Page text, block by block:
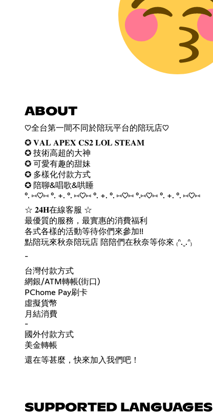
ABOUT
♡全台第一間不同於陪玩平台的陪玩店♡
✪ 𝐕𝐀𝐋 𝐀𝐏𝐄𝐗 𝐂𝐒𝟐 𝐋𝐎𝐋 𝐒𝐓𝐄𝐀𝐌
✪ 技術高超的大神
✪ 可愛有趣的甜妹
✪ 多樣化付款方式
✪ 陪聊&唱歌&哄睡
°. ⑅♡⑅ °. +. °. ⑅♡⑅ °. +. °. ⑅♡⑅ °.⑅♡⑅ °. +. °. ⑅♡⑅
☆ 𝟐𝟒𝐇在線客服 ☆
最優質的服務，最實惠的消費福利
各式各樣的活動等待你們來參加!!
點陪玩來秋奈陪玩店 陪陪們在秋奈等你來 ₍ᐢ.ˬ.ᐢ₎
-
台灣付款方式
網銀/ATM轉帳(街口)
PChome Pay刷卡
虛擬貨幣
月結消費
-
國外付款方式
美金轉帳
還在等甚麼，快來加入我們吧！
SUPPORTED LANGUAGES